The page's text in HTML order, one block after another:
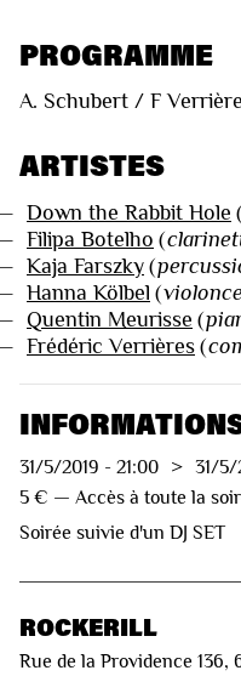
PROGRAMME
A. Schubert / F
ARTISTES
Down the Rabbit Hole (
Filipa Botelho (
Kaja Farszky (
Hanna Kölbel (
Quentin Meurisse (
Frédéric Verrières (
31/5/2019 - 21:00 > 31/5/
5 € — Accès à toute la
Soirée suivie d'un DJ SET
ROCKERILL
Rue de la Providence 136,